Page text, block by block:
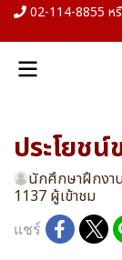
02-114-8855 หรื
ประโยช
นักศึกษาฝึกงา
1137 ผู้เข้าชม
แชร์